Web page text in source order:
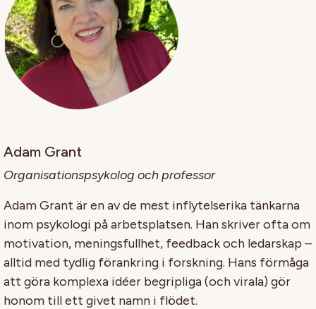
Adam Grant
Organisationspsykolog och professor
Adam Grant är en av de mest inflytelserika tänkarna
inom psykologi på arbetsplatsen. Han skriver ofta om
motivation, meningsfullhet, feedback och ledarskap –
alltid med tydlig förankring i forskning. Hans förmåga
att göra komplexa idéer begripliga (och virala) gör
honom till ett givet namn i flödet.